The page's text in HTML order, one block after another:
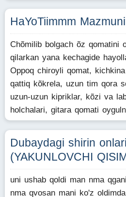
HaYoTiimmm Mazmuni
Chõmilib bolgach õz qomatini
qilarkan yana kechagide
Oppoq chiroyli qomat,
qattiq kõkrela, uzun tim qora
uzun-uzun kipriklar, kõzi va
holchalari, gitara qomati
Dubaydagi shirin
(YAKUNLOVCHI
uni ushab qoldi man nma
nma qvosan mani ko'z